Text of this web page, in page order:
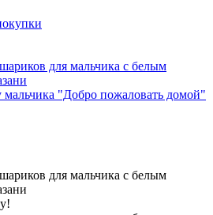
"Добро пожаловать домой"